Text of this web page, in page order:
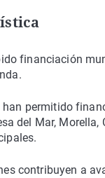
financiación
permitido
del Mar,
contribuyen a